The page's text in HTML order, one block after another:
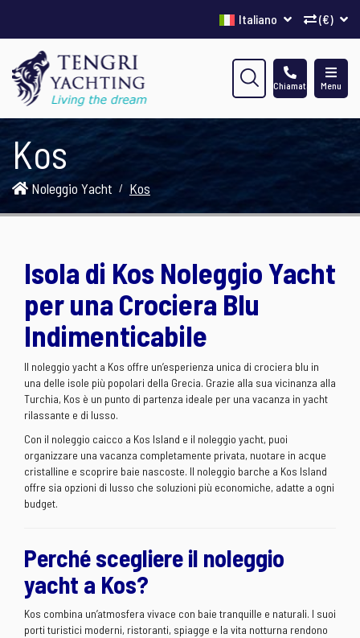
(€)
Italiano
Menu
Chiamata
Kos
Noleggio Yacht Kos
Isola di Kos Noleggio Yacht
per una Crociera Blu
Indimenticabile
Il noleggio yacht a Kos offre un’esperienza unica di crociera blu in
una delle isole più popolari della Grecia. Grazie alla sua vicinanza alla
Turchia, Kos è un punto di partenza ideale per una vacanza in yacht
rilassante e di lusso.
Con il noleggio caicco a Kos Island e il noleggio yacht, puoi
organizzare una vacanza completamente privata, nuotare in acque
cristalline e scoprire baie nascoste. Il noleggio barche a Kos Island
offre sia opzioni di lusso che soluzioni più economiche, adatte a ogni
budget.
Perché scegliere il noleggio
yacht a Kos?
Kos combina un’atmosfera vivace con baie tranquille e naturali. I suoi
porti turistici moderni, ristoranti, spiagge e la vita notturna rendono